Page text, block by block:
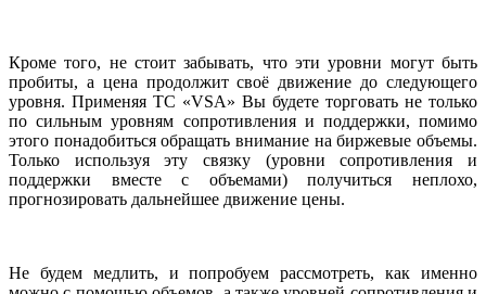
Кроме того, не стоит забывать, что эти уровни могут быть
пробиты, а цена продолжит своё движение до следующего
уровня. Применяя ТС «VSA» Вы будете торговать не только
по сильным уровням сопротивления и поддержки, помимо
этого понадобиться обращать внимание на биржевые объемы.
Только используя эту связку (уровни сопротивления и
поддержки вместе с объемами) получиться неплохо,
прогнозировать дальнейшее движение цены.
Не будем медлить, и попробуем рассмотреть, как именно